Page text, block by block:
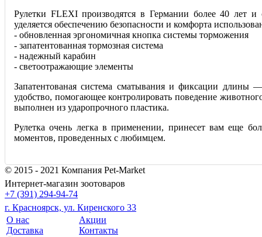
Рулетки FLEXI производятся в Германии более 40 лет и
уделяется обеспечению безопасности и комфорта
- обновленная эргономичная кнопка системы торможения
- запатентованная тормозная система
- надежный карабин
- светоотражающие элементы
Запатентованая система сматывания и фиксации длины
удобство, помогающее контролировать поведение
выполнен из ударопрочного пластика.
Рулетка очень легка в применении, принесет вам еще
моментов, проведенных с любимцем.
© 2015 - 2021 Компания Pet-Market
Интернет-магазин зоотоваров
+7 (391) 294-94-74
г. Красноярск, ул. Киренского 33
О нас
Доставка
Акции
Контакты